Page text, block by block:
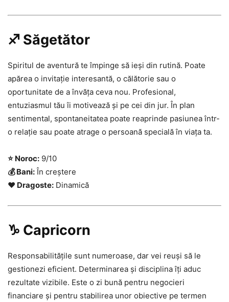
♐ Săgetător
Spiritul de aventură te împinge să ieși din rutină. Poate
apărea o invitație interesantă, o călătorie sau o
oportunitate de a învăța ceva nou. Profesional,
entuziasmul tău îi motivează și pe cei din jur. În plan
sentimental, spontaneitatea poate reaprinde pasiunea într-
o relație sau poate atrage o persoană specială în viața ta.
⭐ Noroc: 9/10
💰 Bani: În creștere
❤️ Dragoste: Dinamică
♑ Capricorn
Responsabilitățile sunt numeroase, dar vei reuși să le
gestionezi eficient. Determinarea și disciplina îți aduc
rezultate vizibile. Este o zi bună pentru negocieri
financiare și pentru stabilirea unor obiective pe termen